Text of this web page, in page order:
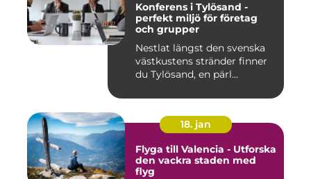
Konferens i Tylösand -
perfekt miljö för företag
och grupper
Nestlat längst den svenska
västkustens stränder finner
du Tylösand, en pärl...
18. jan
Flyga till Valencia - Utforska
den vackra staden med
flyg